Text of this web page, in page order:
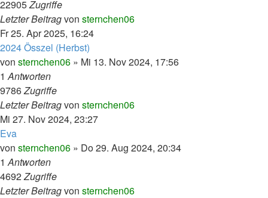
22905Zugriffe
Letzter Beitragvon sternchen06
Fr 25. Apr 2025, 16:24
2024 Összel (Herbst)
von sternchen06 » Mi 13. Nov 2024, 17:56
1Antworten
9786Zugriffe
Letzter Beitragvon sternchen06
Mi 27. Nov 2024, 23:27
Eva
von sternchen06 » Do 29. Aug 2024, 20:34
1Antworten
4692Zugriffe
Letzter Beitragvon sternchen06